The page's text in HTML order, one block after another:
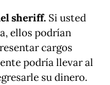
sheriff. Si usted
ellos podrían
cargos
podría llevar al
su dinero.